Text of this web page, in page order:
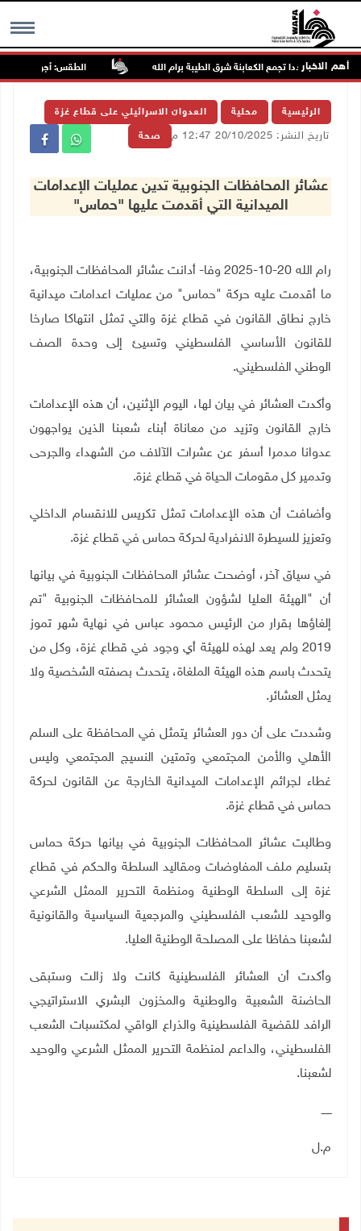
MENU أهم الاخبار
مجددا تجمع الكعابنة شرق الطيبة برام الله الطقس: أجواء صافية
الرئيسية محلية العدوان الاسرائيلي على قطاع غزة
صحة تاريخ النشر: 20/10/2025 12:47 م
عشائر المحافظات الجنوبية تدين عمليات الإعدامات
الميدانية التي أقدمت عليها "حماس"
رام الله 20-10-2025 وفا- أدانت عشائر المحافظات الجنوبية،
ما أقدمت عليه حركة "حماس" من عمليات اعدامات ميدانية
خارج نطاق القانون في قطاع غزة والتي تمثل انتهاكا صارخا
للقانون الأساسي الفلسطيني وتسيئ إلى وحدة الصف
الوطني الفلسطيني.
وأكدت العشائر في بيان لها، اليوم الإثنين، أن هذه الإعدامات
خارج القانون وتزيد من معاناة أبناء شعبنا الذين يواجهون
عدوانا مدمرا أسفر عن عشرات الآلاف من الشهداء والجرحى
وتدمير كل مقومات الحياة في قطاع غزة.
وأضافت أن هذه الإعدامات تمثل تكريس للانقسام الداخلي
وتعزيز للسيطرة الانفرادية لحركة حماس في قطاع غزة.
في سياق آخر، أوضحت عشائر المحافظات الجنوبية في بيانها
أن "الهيئة العليا لشؤون العشائر للمحافظات الجنوبية "تم
إلغاؤها بقرار من الرئيس محمود عباس في نهاية شهر تموز
2019 ولم يعد لهذه للهيئة أي وجود في قطاع غزة، وكل من
يتحدث باسم هذه الهيئة الملغاة، يتحدث بصفته الشخصية ولا
يمثل العشائر.
وشددت على أن دور العشائر يتمثل في المحافظة على السلم
الأهلي والأمن المجتمعي وتمتين النسيج المجتمعي وليس
غطاء لجرائم الإعدامات الميدانية الخارجة عن القانون لحركة
حماس في قطاع غزة.
وطالبت عشائر المحافظات الجنوبية في بيانها حركة حماس
بتسليم ملف المفاوضات ومقاليد السلطة والحكم في قطاع
غزة إلى السلطة الوطنية ومنظمة التحرير الممثل الشرعي
والوحيد للشعب الفلسطيني والمرجعية السياسية والقانونية
لشعبنا حفاظا على المصلحة الوطنية العليا.
وأكدت أن العشائر الفلسطينية كانت ولا زالت وستبقى
الحاضنة الشعبية والوطنية والمخزون البشري الاستراتيجي
الرافد للقضية الفلسطينية والذراع الواقي لمكتسبات الشعب
الفلسطيني، والداعم لمنظمة التحرير الممثل الشرعي والوحيد
لشعبنا.
ــــــ
م.ل